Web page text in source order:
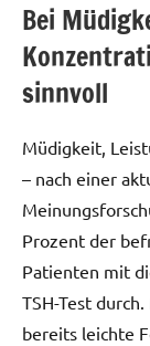
Bei
sinnvoll
Müdigkeit,
– nach einer
Prozent der
Patienten mit
TSH-Test
bereits leichte